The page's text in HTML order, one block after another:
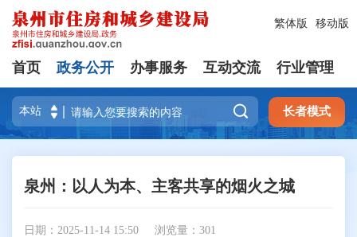
繁体版 移动版
首页 政务公开 办事服务 互动交流 行业管理
 长者模式
泉州：以人为本、主客共享的烟火之城
日期：2025-11-14 15:50 浏览量： 301